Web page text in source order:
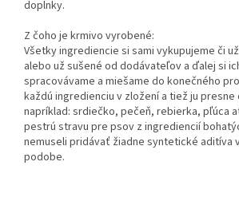
doplnky.
Z čoho je krmivo vyrobené:
Všetky ingrediencie si sami vykupujeme či
alebo už sušené od dodávateľov a ďalej si
spracovávame a miešame do konečného
každú ingredienciu v zložení a tiež ju
napríklad: srdiečko, pečeň, rebierka, pľúca
pestrú stravu pre psov z ingrediencií
nemuseli pridávať žiadne syntetické aditíva
podobe.